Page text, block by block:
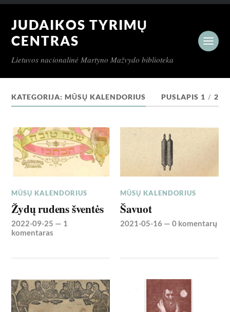
JUDAIKOS TYRIMŲ
CENTRAS
Lietuvos nacionalinė Martyno Mažvydo biblioteka
KATEGORIJA:MŪSŲ KALENDORIUS PUSLAPIS 1 / 2
MŪSŲ KALENDORIUS
Žydų rudens šventės
2022-09-25 — 1
komentaras
MŪSŲ KALENDORIUS
Šavuot
2021-05-16 —0 komentarų